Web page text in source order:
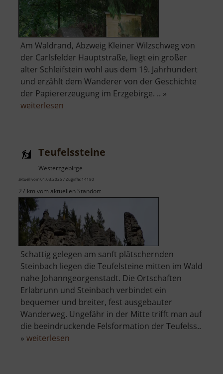
Am Waldrand, Abzweig Kleiner Wilzschweg von
der Carlsfelder Hauptstraße, liegt ein großer
alter Schleifstein wohl aus dem 19. Jahrhundert
und erzählt dem Wanderer von der Geschichte
der Papiererzeugung im Erzgebirge. .. »
weiterlesen
Papiermühle
Teufelssteine
Westerzgebirge
aktuell vom 01.03.2025 / Zugriffe: 14180
27 km vom aktuellen Standort
Schattig gelegen am sanft plätschernden
Steinbach liegen die Teufelsteine mitten im Wald
nahe Johanngeorgenstadt. Die Ortschaften
Erlabrunn und Steinbach verbindet ein
bequemer und breiter, fest ausgebauter
Wanderweg. Ungefähr in der Mitte trifft man auf
die beeindruckende Felsformation der Teufelss..
» weiterlesen